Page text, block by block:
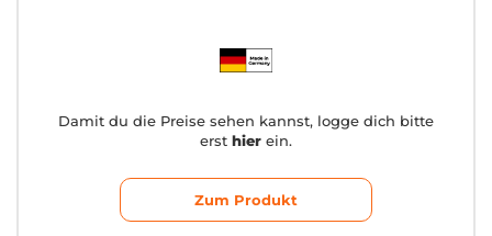
Damit du die Preise sehen kannst, logge dich bitte
erst hier ein.
Zum Produkt